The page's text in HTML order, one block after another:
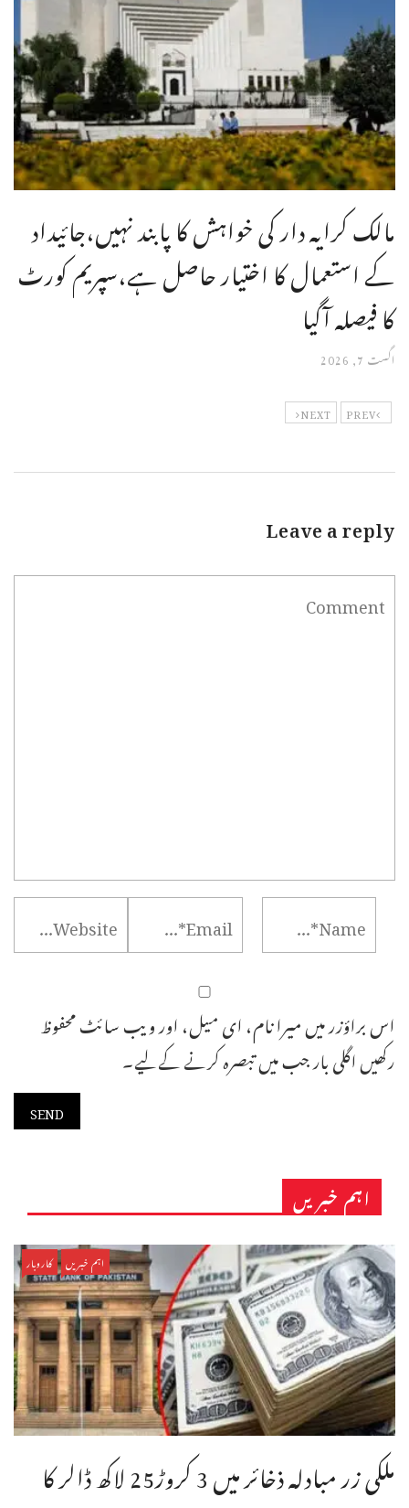
مالک کرایہ دار کی خواہش کا پابند نہیں،جائیداد
کے استعمال کا اختیار حاصل ہے،سپریم کورٹ
کا فیصلہ آگیا
اگست 7, 2026
PREV
NEXT
Leave a reply
اس براؤزر میں میرا نام، ای میل، اور ویب سائٹ محفوظ
رکھیں اگلی بار جب میں تبصرہ کرنے کےلیے۔
اہم خبریں
اہم خبریں کاروبار
ملکی زر مبادلہ ذخائر میں 3 کروڑ25 لاکھ ڈالر کا